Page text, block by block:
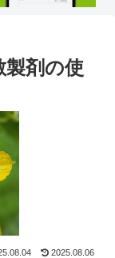
剤の使
2025.08.06